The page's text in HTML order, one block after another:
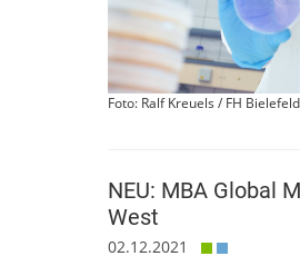
Foto: Ralf Kreuels / FH Bielefeld
NEU: MBA Global
West
02.12.2021